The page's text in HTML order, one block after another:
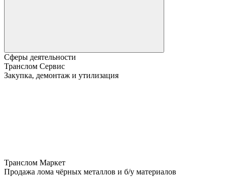
Сферы деятельности
Транслом Сервис
Закупка, демонтаж и утилизация
Транслом Маркет
Продажа лома чёрных металлов и б/у материалов